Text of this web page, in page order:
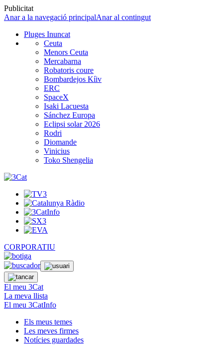
Publicitat
Anar a la navegació principalAnar al contingut
Pluges Inuncat
Ceuta
Menors Ceuta
Mercabarna
Robatoris coure
Bombardejos Kíiv
ERC
SpaceX
Isaki Lacuesta
Sánchez Europa
Eclipsi solar 2026
Rodri
Diomande
Vinicius
Toko Shengelia
CORPORATIU
El meu 3Cat
La meva llista
El meu 3CatInfo
Els meus temes
Les meves firmes
Notícies guardades